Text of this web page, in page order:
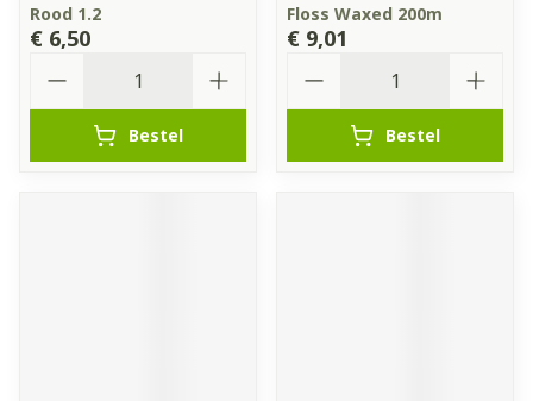
Rood 1.2
€ 6,50
Bestel
Floss Waxed 200m
€ 9,01
Bestel